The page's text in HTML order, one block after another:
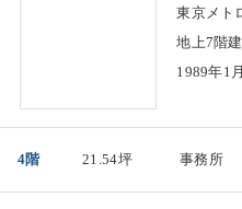
東京メト
地上7階
1989年1月
4階 21.54坪 事務所